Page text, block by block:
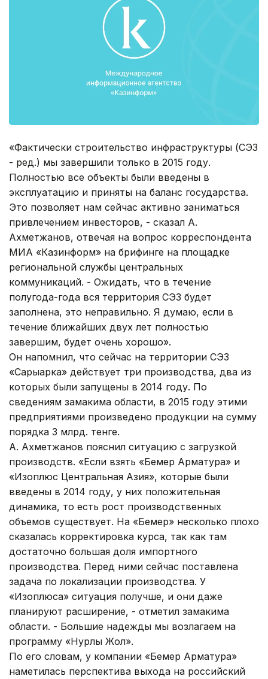
«Фактически строительство инфраструктуры (СЭЗ
- ред.) мы завершили только в 2015 году.
Полностью все объекты были введены в
эксплуатацию и приняты на баланс государства.
Это позволяет нам сейчас активно заниматься
привлечением инвесторов, - сказал А.
Ахметжанов, отвечая на вопрос корреспондента
МИА «Казинформ» на брифинге на площадке
региональной службы центральных
коммуникаций. - Ожидать, что в течение
полугода-года вся территория СЭЗ будет
заполнена, это неправильно. Я думаю, если в
течение ближайших двух лет полностью
завершим, будет очень хорошо».
Он напомнил, что сейчас на территории СЭЗ
«Сарыарка» действует три производства, два из
которых были запущены в 2014 году. По
сведениям замакима области, в 2015 году этими
предприятиями произведено продукции на сумму
порядка 3 млрд. тенге.
А. Ахметжанов пояснил ситуацию с загрузкой
производств. «Если взять «Бемер Арматура» и
«Изоплюс Центральная Азия», которые были
введены в 2014 году, у них положительная
динамика, то есть рост производственных
объемов существует. На «Бемер» несколько плохо
сказалась корректировка курса, так как там
достаточно большая доля импортного
производства. Перед ними сейчас поставлена
задача по локализации производства. У
«Изоплюса» ситуация получше, и они даже
планируют расширение, - отметил замакима
области. - Большие надежды мы возлагаем на
программу «Нурлы Жол».
По его словам, у компании «Бемер Арматура»
наметилась перспектива выхода на российский